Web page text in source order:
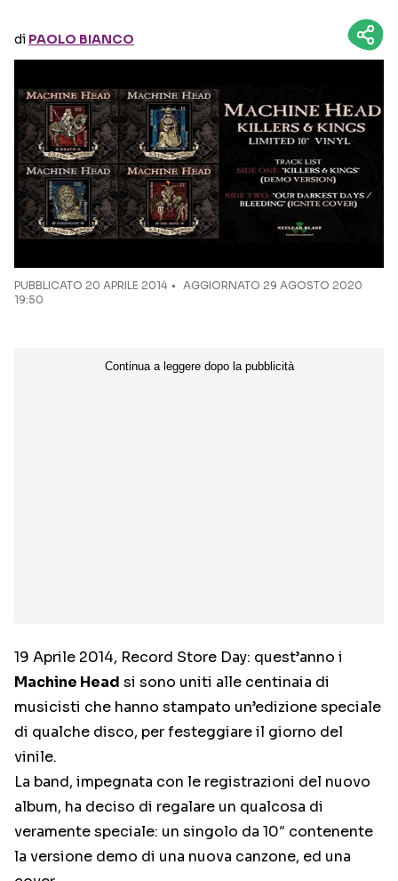
di PAOLO BIANCO
PUBBLICATO 20 APRILE 2014
AGGIORNATO 29 AGOSTO 2020
19:50
19 Aprile 2014, Record Store Day: quest’anno i
Machine Head si sono uniti alle centinaia di
musicisti che hanno stampato un’edizione speciale
di qualche disco, per festeggiare il giorno del
vinile.
La band, impegnata con le registrazioni del nuovo
album, ha deciso di regalare un qualcosa di
veramente speciale: un singolo da 10″ contenente
la versione demo di una nuova canzone, ed una